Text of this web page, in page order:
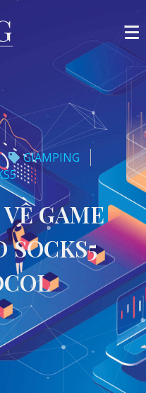
GIAMPING
GAME